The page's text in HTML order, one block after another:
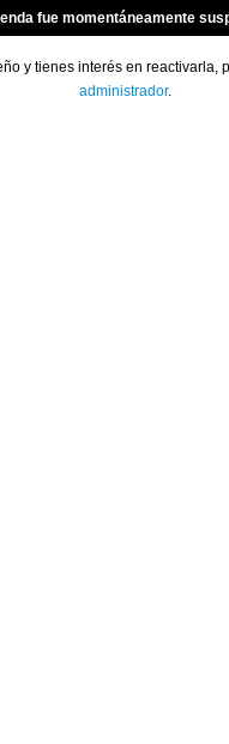
fue momentáneamente
y tienes interés en reactivarla,
administrador.